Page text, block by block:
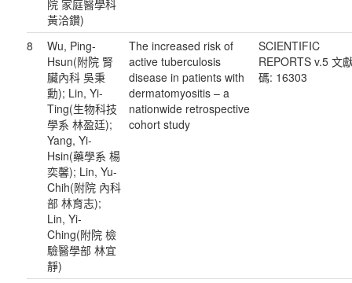
院 家庭醫學科
黃洽鑽)
8
Wu, Ping-
Hsun(附院 腎
臟內科 吳秉
勳); Lin, Yi-
Ting(生物科技
學系 林盈廷);
Yang, Yi-
Hsin(藥學系 楊
奕馨); Lin, Yu-
Chih(附院 內科
部 林育志);
Lin, Yi-
Ching(附院 檢
驗醫學部 林宜
靜)
The increased risk of
active tuberculosis
disease in patients with
dermatomyositis – a
nationwide retrospective
cohort study
SCIENTIFIC
REPORTS v.5 文
碼: 16303